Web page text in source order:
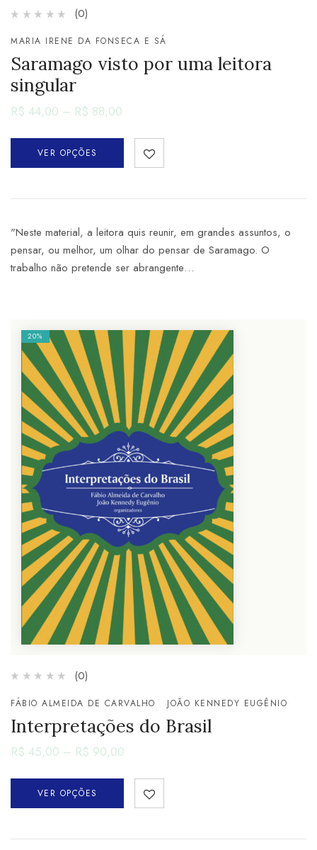
(0)
MARIA IRENE DA FONSECA E SÁ
Saramago visto por uma leitora
singular
R$ 44,00 – R$ 88,00
VER OPÇÕES
"Neste material, a leitora quis reunir, em grandes assuntos, o
pensar, ou melhor, um olhar do pensar de Saramago. O
trabalho não pretende ser abrangente…
20%
(0)
FÁBIO ALMEIDA DE CARVALHO JOÃO KENNEDY EUGÊNIO
Interpretações do Brasil
R$ 45,00 – R$ 90,00
VER OPÇÕES